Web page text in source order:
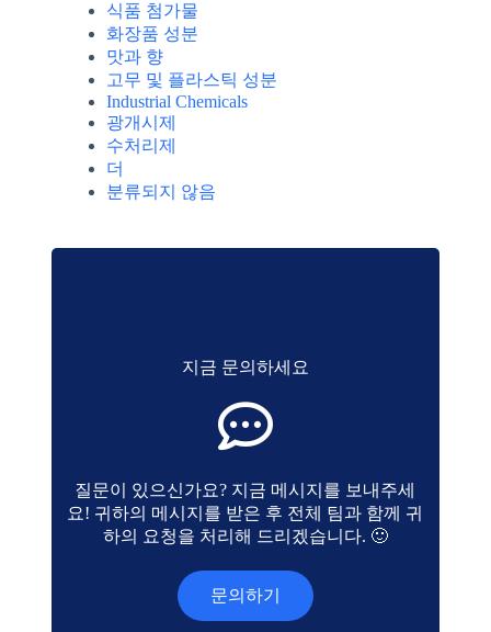
식품 첨가물
화장품 성분
맛과 향
고무 및 플라스틱 성분
Industrial Chemicals
광개시제
수처리제
더
분류되지 않음
지금 문의하세요
질문이 있으신가요? 지금 메시지를 보내주세
요! 귀하의 메시지를 받은 후 전체 팀과 함께 귀
하의 요청을 처리해 드리겠습니다. 🙂
문의하기